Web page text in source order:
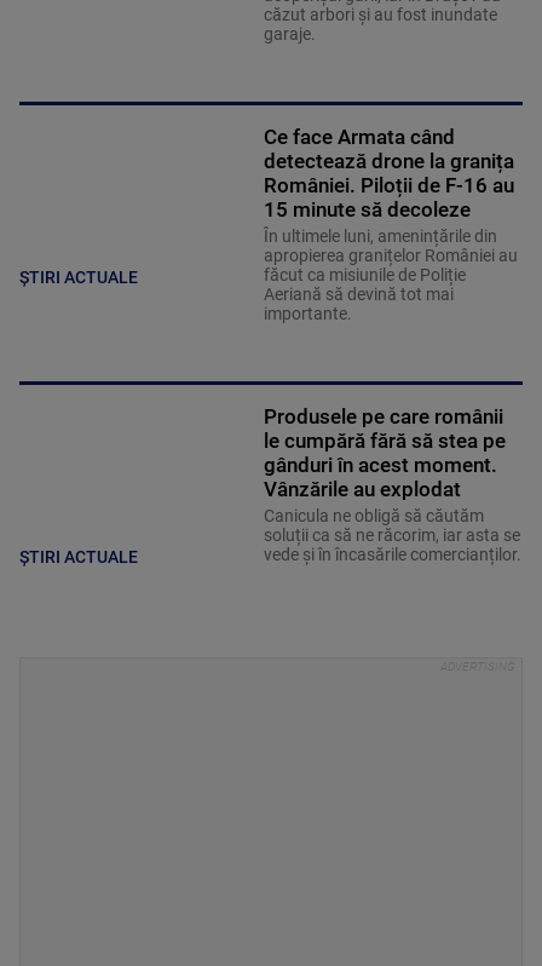
căzut arbori şi au fost inundate
garaje.
ȘTIRI ACTUALE
Ce face Armata când
detectează drone la granița
României. Piloții de F-16 au
15 minute să decoleze
În ultimele luni, amenințările din
apropierea granițelor României au
făcut ca misiunile de Poliție
Aeriană să devină tot mai
importante.
ȘTIRI ACTUALE
Produsele pe care românii
le cumpără fără să stea pe
gânduri în acest moment.
Vânzările au explodat
Canicula ne obligă să căutăm
soluții ca să ne răcorim, iar asta se
vede și în încasările comercianților.